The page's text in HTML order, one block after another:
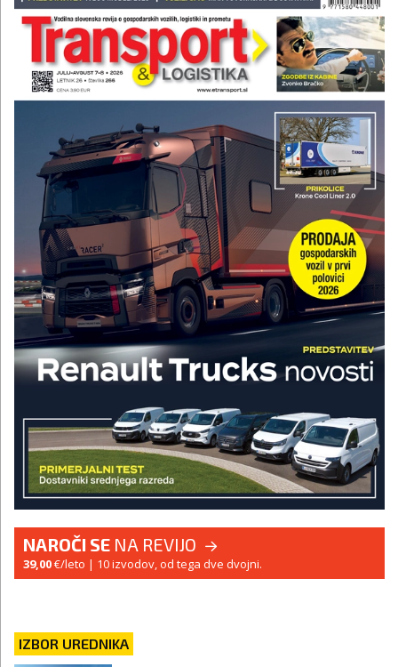
NAROČI SE NA REVIJO
39,00€/leto | 10 izvodov, od tega dve dvojni.
IZBOR UREDNIKA